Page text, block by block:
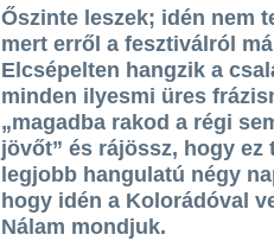
Őszinte leszek; idén nem
mert erről a fesztiválról
Elcsépelten hangzik a
minden ilyesmi üres
„magadba rakod a régi
jövőt” és rájössz, hogy
legjobb hangulatú négy
hogy idén a Kolorádóval
Nálam mondjuk.